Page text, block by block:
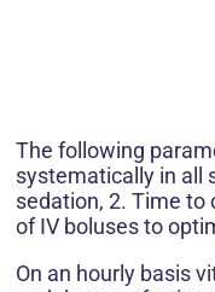
The following
systematically in all
sedation, 2. Time to
of IV boluses to
On an hourly basis